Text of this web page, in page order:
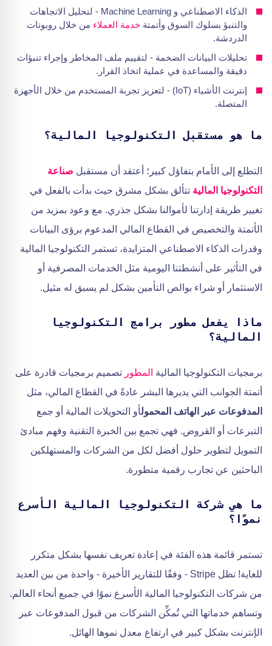
الذكاء الاصطناعي و Machine Learning - لتحليل الاتجاهات
والتنبؤ بسلوك السوق وأتمتة خدمة العملاء من خلال روبوتات
الدردشة.
تحليلات البيانات الضخمة - لتقييم ملف المخاطر وإجراء تنبؤات
دقيقة والمساعدة في عملية اتخاذ القرار.
إنترنت الأشياء (IoT) - لتعزيز تجربة المستخدم من خلال الأجهزة
المتصلة.
ما هو مستقبل التكنولوجيا المالية؟
التطلع إلى الأمام بتفاؤل كبير؛ أعتقد أن مستقبل صناعة
التكنولوجيا المالية تتألق بشكل مشرق حيث بدأت بالفعل في
تغيير طريقة إدارتنا لأموالنا بشكل جذري. مع وعود بمزيد من
الأتمتة والتخصيص في القطاع المالي المدعوم برؤى البيانات
وقدرات الذكاء الاصطناعي المتزايدة، تستمر التكنولوجيا المالية
في التأثير على أنشطتنا اليومية مثل الخدمات المصرفية أو
الاستثمار أو شراء بوالص التأمين بشكل لم يسبق له مثيل.
ماذا يفعل مطور برامج التكنولوجيا
المالية؟
برمجيات التكنولوجيا المالية المطور تصميم برمجيات قادرة على
أتمتة الجوانب التي يديرها البشر عادةً في القطاع المالي، مثل
المدفوعات عبر الهاتف المحمولأو التحويلات المالية أو جمع
التبرعات أو القروض. فهي تجمع بين الخبرة التقنية وفهم مبادئ
التمويل لتطوير حلول أفضل لكل من الشركات والمستهلكين
الباحثين عن تجارب رقمية متطورة.
ما هي شركة التكنولوجيا المالية الأسرع
نموًا؟
تستمر قائمة هذه الفئة في إعادة تعريف نفسها بشكل متكرر
للغاية! تظل Stripe - وفقًا للتقارير الأخيرة - واحدة من بين العديد
من شركات التكنولوجيا المالية الأسرع نموًا في جميع أنحاء العالم.
وتساهم خدماتها التي تُمكِّن الشركات من قبول المدفوعات عبر
الإنترنت بشكل كبير في ارتفاع معدل نموها الهائل.